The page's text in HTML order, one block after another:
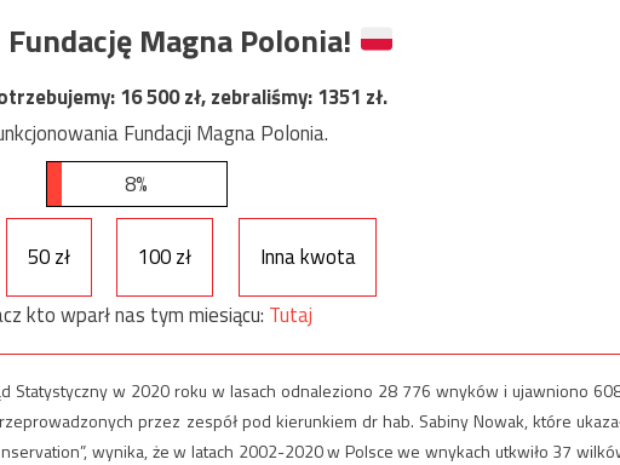
Magna Polonia!
16 500zł, zebraliśmy:1351 zł.
Fundacji Magna Polonia.
8%
50 zł 100 zł
Inna kwota
kto wparł nas tym miesiącu: Tutaj
Statystyczny w 2020 roku w lasach odnaleziono 28 776 wnyków i ujawniono
przez zespół pod kierunkiem dr hab. Sabiny Nowak, które
wynika, że w latach 2002-2020 w Polsce we wnykach utkwiło 37